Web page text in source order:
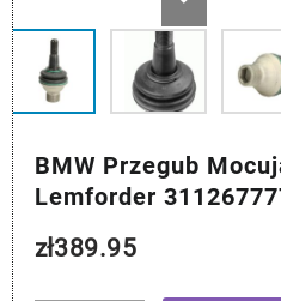
BMW Przegub
Lemforder
zł389.95